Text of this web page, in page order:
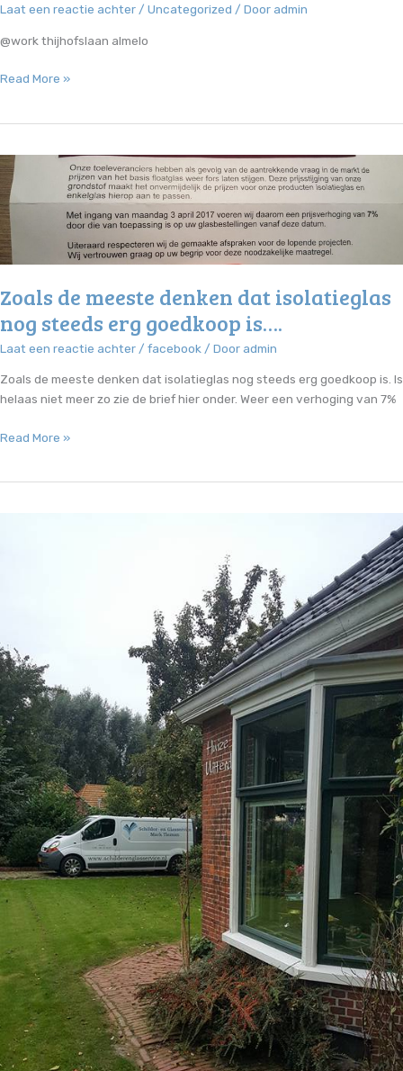
Laat een reactie achter / Uncategorized / Door admin
@work thijhofslaan almelo
@work
Read More »
Zoals de meeste denken dat isolatieglas
nog steeds erg goedkoop is….
Laat een reactie achter / facebook / Door admin
Zoals de meeste denken dat isolatieglas nog steeds erg goedkoop is. Is
helaas niet meer zo zie de brief hier onder. Weer een verhoging van 7%
Zoals
Read More »